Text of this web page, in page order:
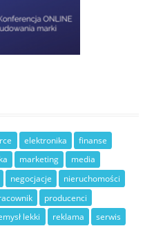
elektronika
finanse
marketing
media
negocjacje
nieruchomości
producenci
lekki reklama serwis